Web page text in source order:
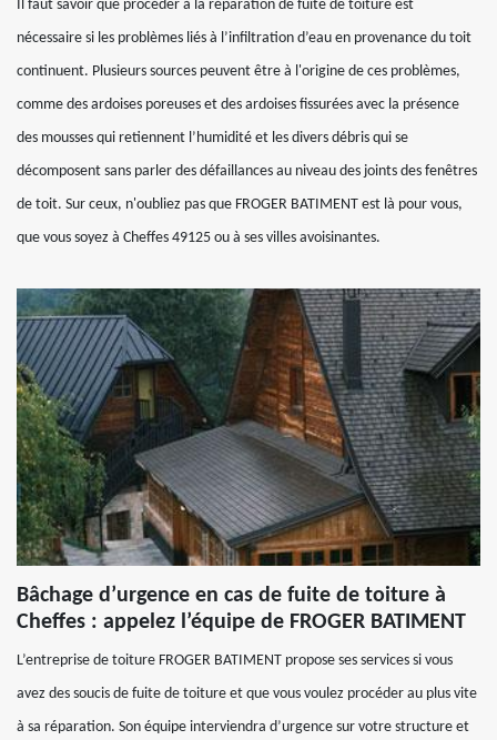
Il faut savoir que procéder à la réparation de fuite de toiture est
nécessaire si les problèmes liés à l’infiltration d’eau en provenance du toit
continuent. Plusieurs sources peuvent être à l'origine de ces problèmes,
comme des ardoises poreuses et des ardoises fissurées avec la présence
des mousses qui retiennent l’humidité et les divers débris qui se
décomposent sans parler des défaillances au niveau des joints des fenêtres
de toit. Sur ceux, n'oubliez pas que FROGER BATIMENT est là pour vous,
que vous soyez à Cheffes 49125 ou à ses villes avoisinantes.
Bâchage d’urgence en cas de fuite de toiture à
Cheffes : appelez l’équipe de FROGER BATIMENT
L’entreprise de toiture FROGER BATIMENT propose ses services si vous
avez des soucis de fuite de toiture et que vous voulez procéder au plus vite
à sa réparation. Son équipe interviendra d’urgence sur votre structure et